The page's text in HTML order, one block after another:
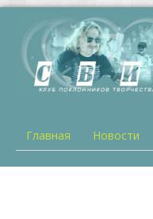
Главная Новости